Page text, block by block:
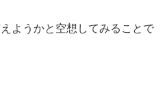
ようかと空想してみることで